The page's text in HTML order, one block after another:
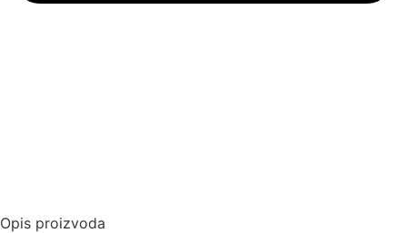
Opis proizvoda